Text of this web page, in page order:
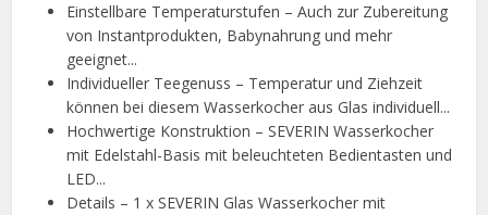
Einstellbare Temperaturstufen – Auch zur Zubereitung
von Instantprodukten, Babynahrung und mehr
geeignet...
Individueller Teegenuss – Temperatur und Ziehzeit
können bei diesem Wasserkocher aus Glas individuell...
Hochwertige Konstruktion – SEVERIN Wasserkocher
mit Edelstahl-Basis mit beleuchteten Bedientasten und
LED...
Details – 1 x SEVERIN Glas Wasserkocher mit